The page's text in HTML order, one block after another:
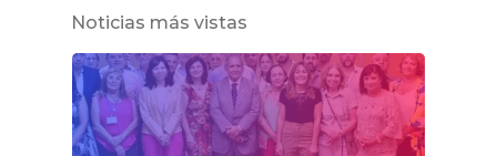
Noticias más vistas